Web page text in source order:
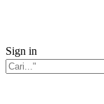
Sign in